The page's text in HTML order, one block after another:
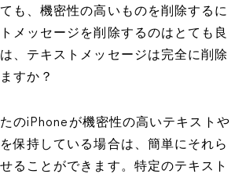
も、機密性の高いものを削除するに
メッセージを削除するのはとても良
、テキストメッセージは完全に削除
すか？
のiPhoneが機密性の高いテキストや
保持している場合は、簡単にそれら
ることができます。特定のテキスト